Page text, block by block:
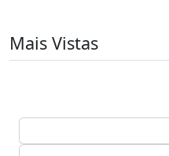
Mais Vistas